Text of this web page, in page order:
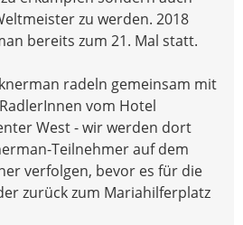
zu werden. 2018
bereits zum 21. Mal statt.
radeln gemeinsam mit
vom Hotel
West - wir werden dort
Teilnehmer auf dem
verfolgen, bevor es für die
zurück zum Mariahilferplatz